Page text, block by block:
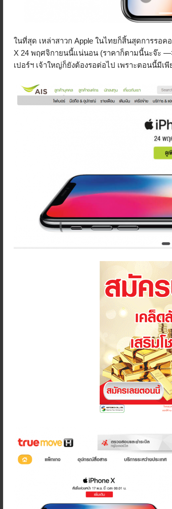
ในที่สุด เหล่าสาวก Apple ในไทยก็สิ้นสุดการรอค
X 24 พฤศจิกายนนี้แน่นอน (ราคาก็ตามนี้นะจ๊ะ
เปอร์ฯ เจ้าใหญ่ก็ยังต้องรอต่อไป เพราะตอนนี้มีเ